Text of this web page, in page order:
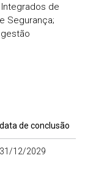
de
Segurança;
data de conclusão
31/12/2029